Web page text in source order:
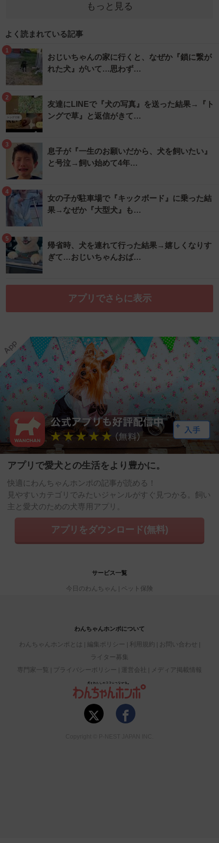
もっと見る
よく読まれている記事
1
おじいちゃんの家に行くと、なぜか『鎖に繋が
れた犬』がいて…思わず…
2
友達にLINEで『犬の写真』を送った結果→『ト
ングで草』と返信がきて…
3
息子が『一生のお願いだから、犬を飼いたい』
と号泣→飼い始めて4年…
4
女の子が駐車場で『キックボード』に乗った結
果→なぜか『大型犬』も…
5
帰省時、犬を連れて行った結果→嬉しくなりす
ぎて…おじいちゃんおば…
アプリでさらに表示
アプリで愛犬との生活をより豊かに。
快適にわんちゃんホンポの記事が読める！
見やすいカテゴリでみたいジャンルがすぐ見つかる。飼い
主と愛犬のための犬専用アプリ。
アプリをダウンロード(無料)
サービス一覧
今日のわんちゃん ペット保険
わんちゃんホンポについて
わんちゃんホンポとは 編集ポリシー 利用規約
お問い合わせ
ライター募集
専門家一覧
プライバシーポリシー 運営会社 メディア掲載情報